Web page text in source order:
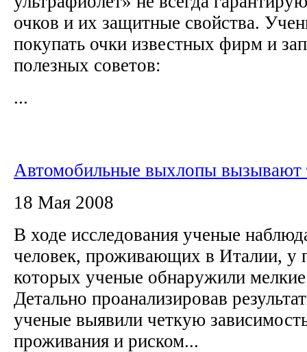
очков и их защитные свойства.
покупать очки известных фирм и
полезных советов:
...
Автомобильные выхлопы вызывают
18 Мая 2008
В ходе исследования ученые
человек, проживающих в Италии, у
которых ученые обнаружили
Детально проанализировав
ученые выявили четкую
проживания и риском...